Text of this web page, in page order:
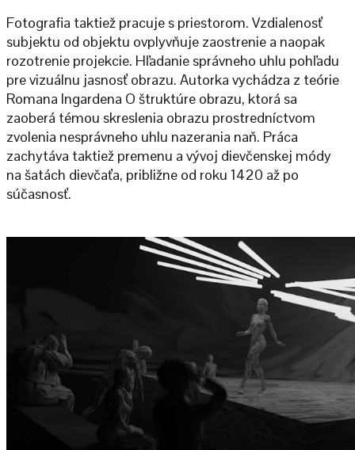
Fotografia taktiež pracuje s priestorom. Vzdialenosť
subjektu od objektu ovplyvňuje zaostrenie a naopak
rozotrenie projekcie. Hľadanie správneho uhlu pohľadu
pre vizuálnu jasnosť obrazu. Autorka vychádza z teórie
Romana Ingardena O štruktúre obrazu, ktorá sa
zaoberá témou skreslenia obrazu prostredníctvom
zvolenia nesprávneho uhlu nazerania naň. Práca
zachytáva taktiež premenu a vývoj dievčenskej módy
na šatách dievčaťa, približne od roku 1420 až po
súčasnosť.